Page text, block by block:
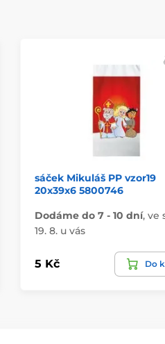
sáček Mikuláš PP vzor19
20x39x6 5800746
Dodáme do 7 - 10 dní, ve
19. 8. u vás
5 Kč Do